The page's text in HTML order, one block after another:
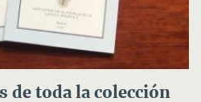
de toda la colección